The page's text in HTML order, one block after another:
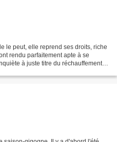
le peut, elle reprend ses droits, riche
rendu parfaitement apte à se
à juste titre du réchauffement